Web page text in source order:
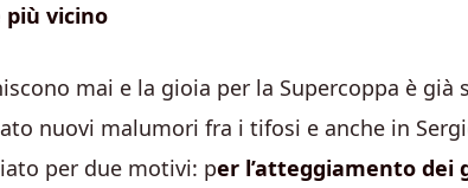
più vicino
mai e la gioia per la Supercoppa è già
nuovi malumori fra i tifosi e anche in
per due motivi: per l’atteggiamento dei